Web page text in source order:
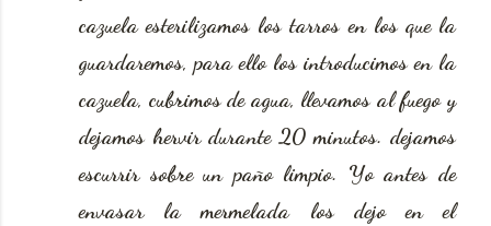
cazuela esterilizamos los tarros en los que la
guardaremos, para ello los introducimos en la
cazuela, cubrimos de agua, llevamos al fuego y
dejamos hervir durante 20 minutos. dejamos
escurrir sobre un paño limpio. Yo antes de
envasar la mermelada los dejo en el